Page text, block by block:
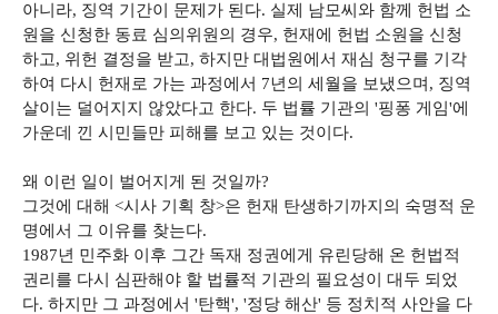
아니라, 징역 기간이 문제가 된다. 실제 남모씨와 함께 헌법 소
원을 신청한 동료 심의위원의 경우, 헌재에 헌법 소원을 신청
하고, 위헌 결정을 받고, 하지만 대법원에서 재심 청구를 기각
하여 다시 헌재로 가는 과정에서 7년의 세월을 보냈으며, 징역
살이는 덜어지지 않았다고 한다. 두 법률 기관의 '핑퐁 게임'에
가운데 낀 시민들만 피해를 보고 있는 것이다.
왜 이런 일이 벌어지게 된 것일까?
그것에 대해 <시사 기획 창>은 헌재 탄생하기까지의 숙명적 운
명에서 그 이유를 찾는다.
1987년 민주화 이후 그간 독재 정권에게 유린당해 온 헌법적
권리를 다시 심판해야 할 법률적 기관의 필요성이 대두 되었
다. 하지만 그 과정에서 '탄핵', '정당 해산' 등 정치적 사안을 다